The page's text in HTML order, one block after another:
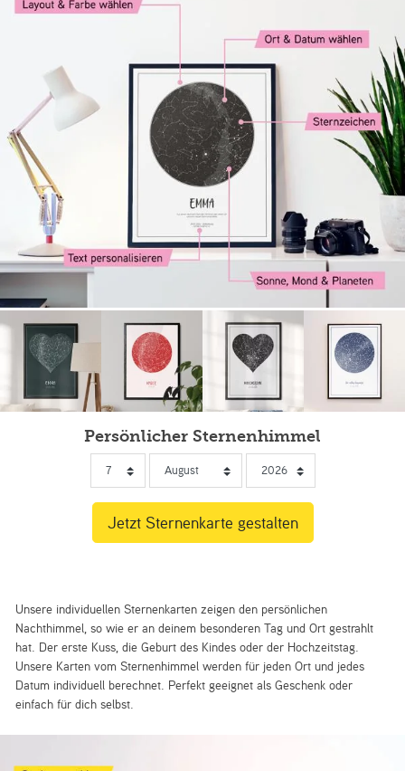
Persönlicher Sternenhimmel
Unsere individuellen Sternenkarten zeigen den persönlichen
Nachthimmel, so wie er an deinem besonderen Tag und Ort gestrahlt
hat. Der erste Kuss, die Geburt des Kindes oder der Hochzeitstag.
Unsere Karten vom Sternenhimmel werden für jeden Ort und jedes
Datum individuell berechnet. Perfekt geeignet als Geschenk oder
einfach für dich selbst.